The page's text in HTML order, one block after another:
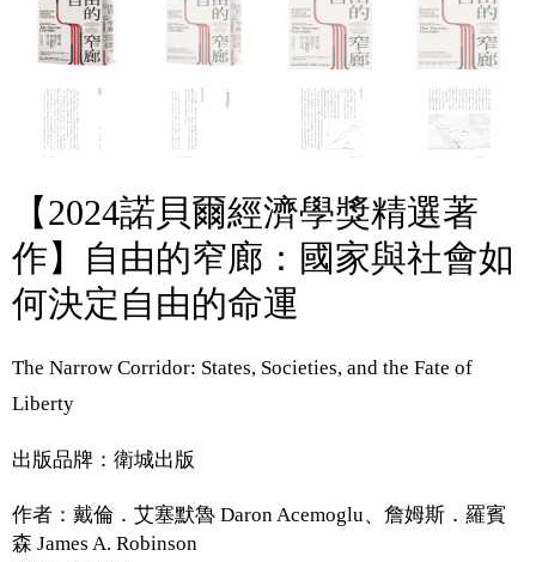
【2024諾貝爾經濟學獎精選著
作】自由的窄廊：國家與社會如
何決定自由的命運
The Narrow Corridor: States, Societies, and the Fate of
Liberty
出版品牌：衛城出版
作者： 戴倫．艾塞默魯 Daron Acemoglu、詹姆斯．羅賓
森 James A. Robinson